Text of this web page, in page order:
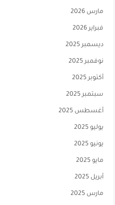
مارس 2026
فبراير 2026
ديسمبر 2025
نوفمبر 2025
أكتوبر 2025
سبتمبر 2025
أغسطس 2025
يوليو 2025
يونيو 2025
مايو 2025
أبريل 2025
مارس 2025